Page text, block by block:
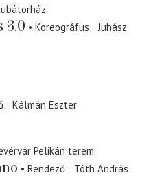
3.0 Koreográfus
Juhász
Kálmán Eszter
Pelikán terem
Rendező
Tóth András